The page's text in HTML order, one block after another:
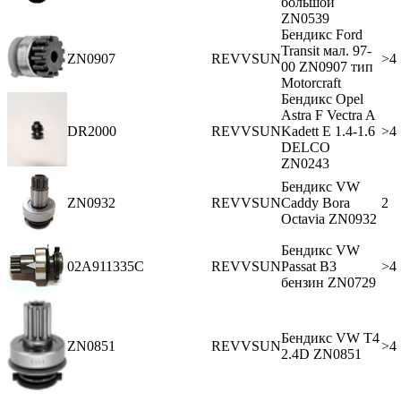
ZN0539
ZN0907 REVVSUN
Бендикс Ford
Transit мал. 97-
00 ZN0907 тип
Motorcraft
>4
DR2000 REVVSUN
Бендикс Opel
Astra F Vectra A
Kadett E 1.4-1.6
DELCO
ZN0243
>4
ZN0932 REVVSUN
Бендикс VW
Caddy Bora
Octavia ZN0932
2
02A911335C REVVSUN
Бендикс VW
Passat В3
бензин ZN0729
>4
ZN0851 REVVSUN
Бендикс VW Т4
2.4D ZN0851
>4